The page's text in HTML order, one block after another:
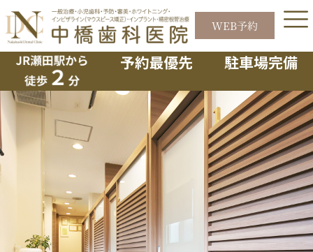
を
ス
WEB予約
2月キャンペーンのお知らせ